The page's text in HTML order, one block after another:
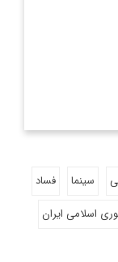
سینما
فساد
اسلامی ایران